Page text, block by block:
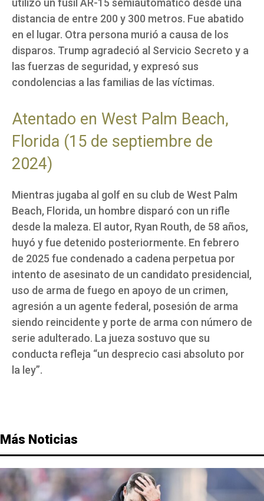
utilizó un fusil AR-15 semiautomático desde una
distancia de entre 200 y 300 metros. Fue abatido
en el lugar. Otra persona murió a causa de los
disparos. Trump agradeció al Servicio Secreto y a
las fuerzas de seguridad, y expresó sus
condolencias a las familias de las víctimas.
Atentado en West Palm Beach,
Florida (15 de septiembre de
2024)
Mientras jugaba al golf en su club de West Palm
Beach, Florida, un hombre disparó con un rifle
desde la maleza. El autor, Ryan Routh, de 58 años,
huyó y fue detenido posteriormente. En febrero
de 2025 fue condenado a cadena perpetua por
intento de asesinato de un candidato presidencial,
uso de arma de fuego en apoyo de un crimen,
agresión a un agente federal, posesión de arma
siendo reincidente y porte de arma con número de
serie adulterado. La jueza sostuvo que su
conducta refleja “un desprecio casi absoluto por
la ley”.
Más Noticias